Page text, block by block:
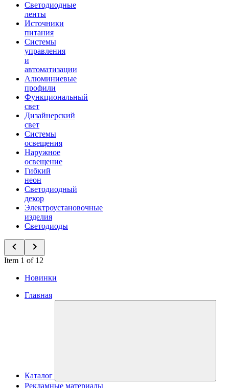
Светодиодные
ленты
Источники
питания
Системы
управления
и
автоматизации
Алюминиевые
профили
Функциональный
свет
Дизайнерский
свет
Системы
освещения
Наружное
освещение
Гибкий
неон
Светодиодный
декор
Электроустановочные
изделия
Светодиоды
Item 1 of 12
Новинки
Главная
Каталог
Рекламные материалы